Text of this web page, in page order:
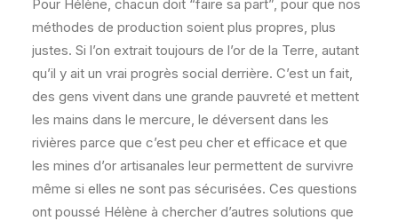
Pour Hélène, chacun doit “faire sa part”, pour que nos
méthodes de production soient plus propres, plus
justes. Si l’on extrait toujours de l’or de la Terre, autant
qu’il y ait un vrai progrès social derrière. C’est un fait,
des gens vivent dans une grande pauvreté et mettent
les mains dans le mercure, le déversent dans les
rivières parce que c’est peu cher et efficace et que
les mines d’or artisanales leur permettent de survivre
même si elles ne sont pas sécurisées. Ces questions
ont poussé Hélène à chercher d’autres solutions que